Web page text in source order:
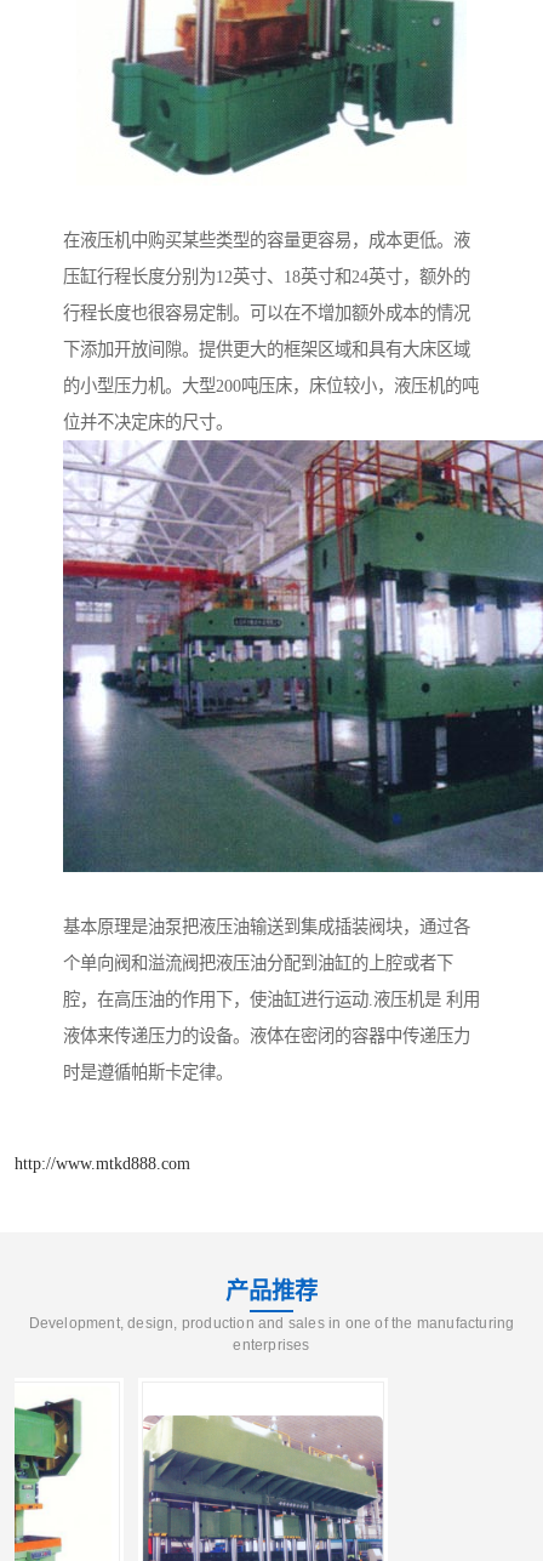
在液压机中购买某些类型的容量更容易，成本更低。液
压缸行程长度分别为12英寸、18英寸和24英寸，额外的
行程长度也很容易定制。可以在不增加额外成本的情况
下添加开放间隙。提供更大的框架区域和具有大床区域
的小型压力机。大型200吨压床，床位较小，液压机的吨
位并不决定床的尺寸。
基本原理是油泵把液压油输送到集成插装阀块，通过各
个单向阀和溢流阀把液压油分配到油缸的上腔或者下
腔，在高压油的作用下，使油缸进行运动.液压机是 利用
液体来传递压力的设备。液体在密闭的容器中传递压力
时是遵循帕斯卡定律。
http://www.mtkd888.com
产品推荐
Development, design, production and sales in one of the manufacturing
enterprises